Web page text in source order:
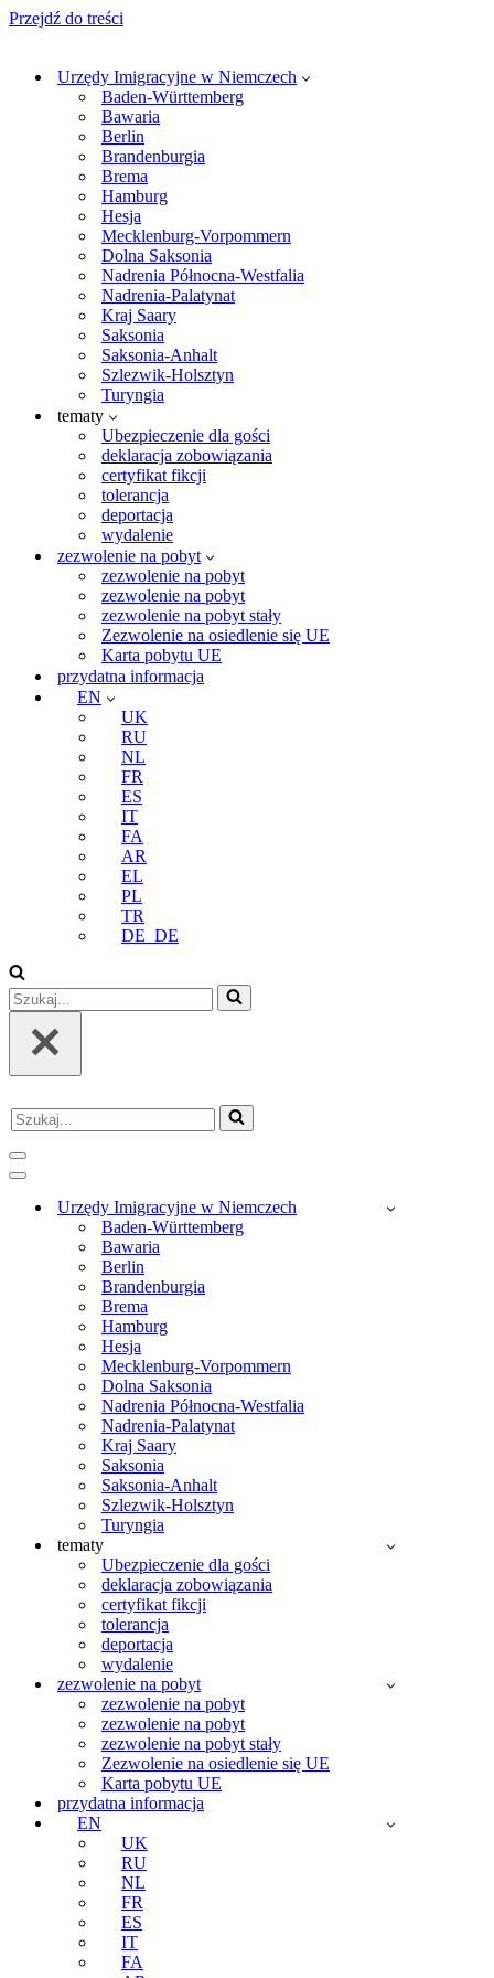
Przejdź do treści
Urzędy Imigracyjne w Niemczech
Baden-Württemberg
Bawaria
Berlin
Brandenburgia
Brema
Hamburg
Hesja
Mecklenburg-Vorpommern
Dolna Saksonia
Nadrenia Północna-Westfalia
Nadrenia-Palatynat
Kraj Saary
Saksonia
Saksonia-Anhalt
Szlezwik-Holsztyn
Turyngia
tematy
Ubezpieczenie dla gości
deklaracja zobowiązania
certyfikat fikcji
tolerancja
deportacja
wydalenie
zezwolenie na pobyt
zezwolenie na pobyt
zezwolenie na pobyt
zezwolenie na pobyt stały
Zezwolenie na osiedlenie się UE
Karta pobytu UE
przydatna informacja
EN
UK
RU
NL
FR
ES
IT
FA
AR
EL
PL
TR
DE_DE
Szukaj...
Szukaj...
Menu
nawigacji
Menu
nawigacjiUrzędy Imigracyjne w Niemczech
Baden-Württemberg
Bawaria
Berlin
Brandenburgia
Brema
Hamburg
Hesja
Mecklenburg-Vorpommern
Dolna Saksonia
Nadrenia Północna-Westfalia
Nadrenia-Palatynat
Kraj Saary
Saksonia
Saksonia-Anhalt
Szlezwik-Holsztyn
Turyngia
tematy
Ubezpieczenie dla gości
deklaracja zobowiązania
certyfikat fikcji
tolerancja
deportacja
wydalenie
zezwolenie na pobyt
zezwolenie na pobyt
zezwolenie na pobyt
zezwolenie na pobyt stały
Zezwolenie na osiedlenie się UE
Karta pobytu UE
przydatna informacja
EN
UK
RU
NL
FR
ES
IT
FA